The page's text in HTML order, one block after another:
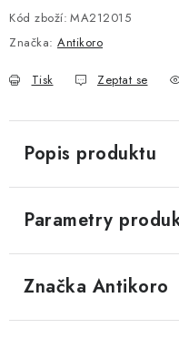
Kód zboží: MA212015
Značka: Antikoro
Tisk Zeptat se
Popis produktu
Parametry
Značka Antikoro